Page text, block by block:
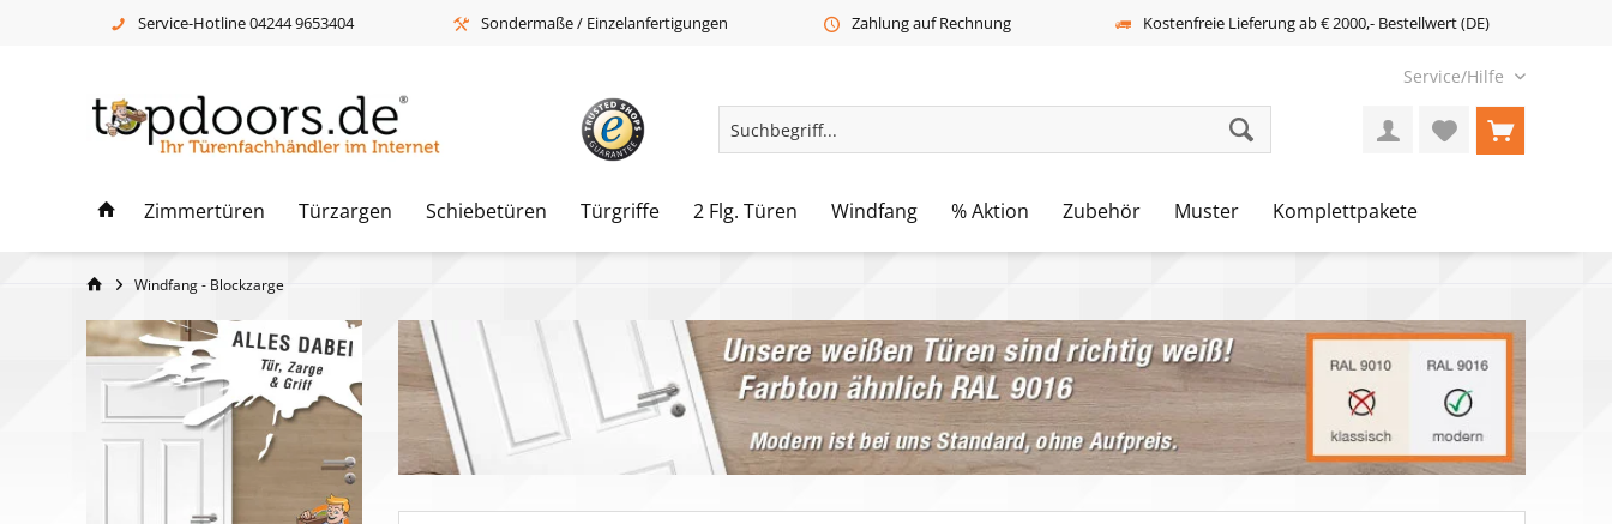
Service-Hotline 04244 9653404 Sondermaße / Einzelanfertigungen Zahlung auf Rechnung Kostenfreie Lieferung ab € 2000,- Bestellwert (DE)
Service/Hilfe
Zimmertüren Türzargen Schiebetüren Türgriffe 2 Flg. Türen Windfang % Aktion Zubehör Muster Komplettpakete
Windfang - Blockzarge